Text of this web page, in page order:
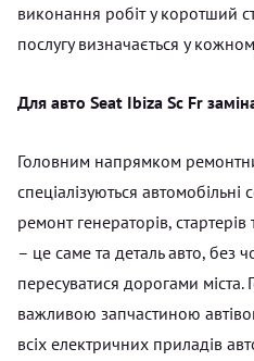
виконання робіт у коротший
послугу визначається у
Для авто Seat Ibiza Sc Fr
Головним напрямком
спеціалізуються
ремонт генераторів,
– це саме та деталь авто,
пересуватися дорогами міста.
важливою запчастиною
всіх електричних приладів